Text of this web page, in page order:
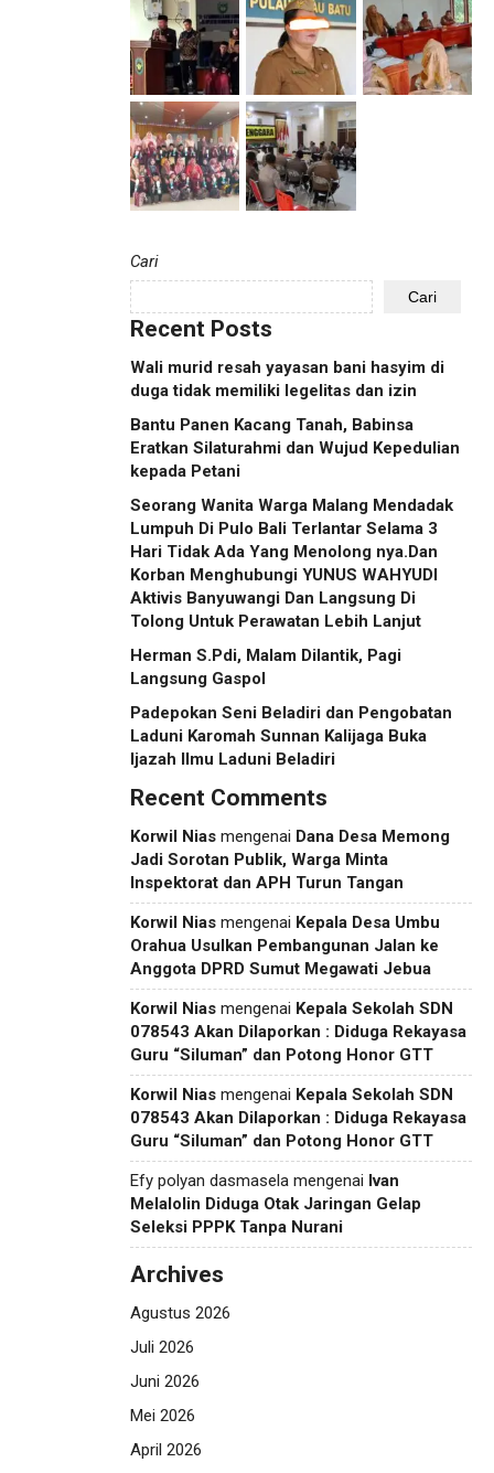
Cari
Cari
Recent Posts
Wali murid resah yayasan bani hasyim di
duga tidak memiliki legelitas dan izin
Bantu Panen Kacang Tanah, Babinsa
Eratkan Silaturahmi dan Wujud Kepedulian
kepada Petani
Seorang Wanita Warga Malang Mendadak
Lumpuh Di Pulo Bali Terlantar Selama 3
Hari Tidak Ada Yang Menolong nya.Dan
Korban Menghubungi YUNUS WAHYUDI
Aktivis Banyuwangi Dan Langsung Di
Tolong Untuk Perawatan Lebih Lanjut
Herman S.Pdi, Malam Dilantik, Pagi
Langsung Gaspol
Padepokan Seni Beladiri dan Pengobatan
Laduni Karomah Sunnan Kalijaga Buka
Ijazah Ilmu Laduni Beladiri
Recent Comments
Korwil Nias mengenai Dana Desa Memong
Jadi Sorotan Publik, Warga Minta
Inspektorat dan APH Turun Tangan
Korwil Nias mengenai Kepala Desa Umbu
Orahua Usulkan Pembangunan Jalan ke
Anggota DPRD Sumut Megawati Jebua
Korwil Nias mengenai Kepala Sekolah SDN
078543 Akan Dilaporkan : Diduga Rekayasa
Guru “Siluman” dan Potong Honor GTT
Korwil Nias mengenai Kepala Sekolah SDN
078543 Akan Dilaporkan : Diduga Rekayasa
Guru “Siluman” dan Potong Honor GTT
Efy polyan dasmasela mengenai Ivan
Melalolin Diduga Otak Jaringan Gelap
Seleksi PPPK Tanpa Nurani
Archives
Agustus 2026
Juli 2026
Juni 2026
Mei 2026
April 2026